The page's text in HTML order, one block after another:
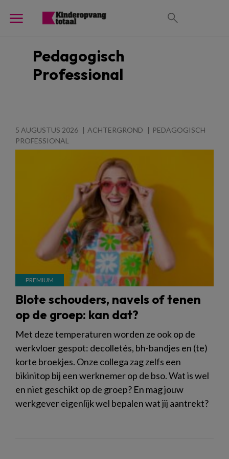
Pedagogisch
Professional
5 AUGUSTUS 2026 ACHTERGROND
PEDAGOGISCH
PROFESSIONAL
Blote schouders, navels of tenen
op de groep: kan dat?
Met deze temperaturen worden ze ook op de
werkvloer gespot: decolletés, bh-bandjes en (te)
korte broekjes. Onze collega zag zelfs een
bikinitop bij een werknemer op de bso. Wat is wel
en niet geschikt op de groep? En mag jouw
werkgever eigenlijk wel bepalen wat jij aantrekt?